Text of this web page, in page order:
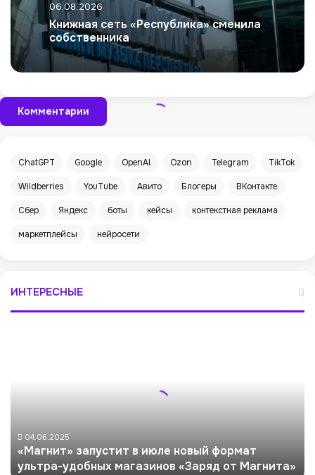
06.08.2026
Книжная сеть «Республика» сменила
собственника
Комментарии
ChatGPT Google OpenAI Ozon Telegram TikTok
Wildberries YouTube Авито Блогеры ВКонтакте
Сбер Яндекс боты кейсы контекстная реклама
маркетплейсы нейросети
ИНТЕРЕСНЫЕ
04.06.2025
«Магнит» запустит в июле новый формат
ультра-удобных магазинов «Заряд от Магнита»